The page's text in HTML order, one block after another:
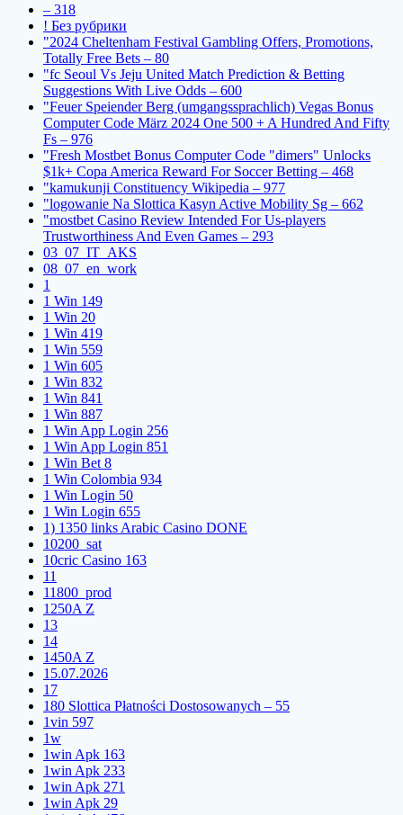
– 318
! Без рубрики
"2024 Cheltenham Festival Gambling Offers, Promotions,
Totally Free Bets – 80
"fc Seoul Vs Jeju United Match Prediction & Betting
Suggestions With Live Odds – 600
"Feuer Speiender Berg (umgangssprachlich) Vegas Bonus
Computer Code März 2024 One 500 + A Hundred And Fifty
Fs – 976
"Fresh Mostbet Bonus Computer Code "dimers" Unlocks
$1k+ Copa America Reward For Soccer Betting – 468
"kamukunji Constituency Wikipedia – 977
"logowanie Na Slottica Kasyn Active Mobility Sg – 662
"mostbet Casino Review Intended For Us-players
Trustworthiness And Even Games – 293
03_07_IT_AKS
08_07_en_work
1
1 Win 149
1 Win 20
1 Win 419
1 Win 559
1 Win 605
1 Win 832
1 Win 841
1 Win 887
1 Win App Login 256
1 Win App Login 851
1 Win Bet 8
1 Win Colombia 934
1 Win Login 50
1 Win Login 655
1) 1350 links Arabic Casino DONE
10200_sat
10cric Casino 163
11
11800_prod
1250A Z
13
14
1450A Z
15.07.2026
17
180 Slottica Płatności Dostosowanych – 55
1vin 597
1w
1win Apk 163
1win Apk 233
1win Apk 271
1win Apk 29